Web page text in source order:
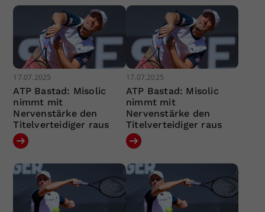
17.07.2025
ATP Bastad: Misolic
nimmt mit
Nervenstärke den
Titelverteidiger raus
17.07.2025
ATP Bastad: Misolic
nimmt mit
Nervenstärke den
Titelverteidiger raus